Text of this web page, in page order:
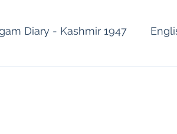
Diary - Kashmir 1947
of Zojila Pass 1971